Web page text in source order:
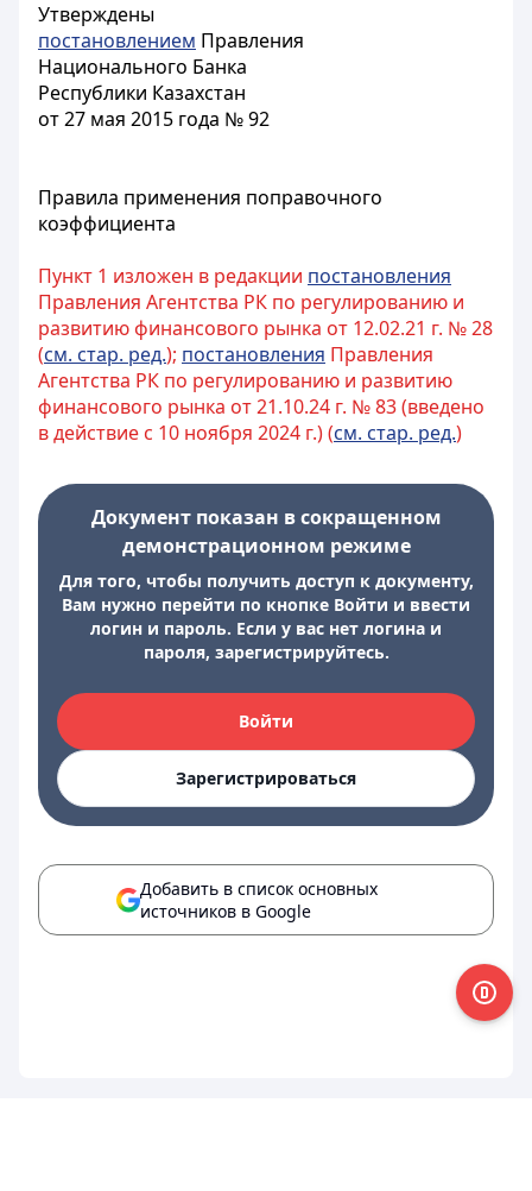
Утверждены
постановлением Правления
Национального Банка
Республики Казахстан
от 27 мая 2015 года № 92
Правила применения поправочного
коэффициента
Пункт 1 изложен в редакции постановления
Правления Агентства РК по регулированию и
развитию финансового рынка от 12.02.21 г. № 28
(см. стар. ред.); постановления Правления
Агентства РК по регулированию и развитию
финансового рынка от 21.10.24 г. № 83 (введено
в действие с 10 ноября 2024 г.) (см. стар. ред.)
Документ показан в сокращенном
демонстрационном режиме
Для того, чтобы получить доступ к документу,
Вам нужно перейти по кнопке Войти и ввести
логин и пароль. Если у вас нет логина и
пароля, зарегистрируйтесь.
Войти
Зарегистрироваться
Добавить в список основных
источников в Google